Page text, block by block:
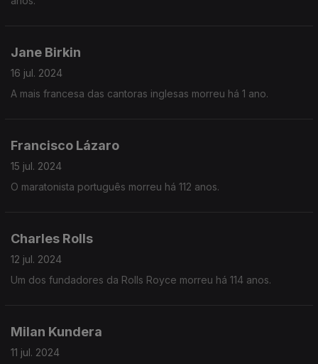
Jane Birkin
16 jul. 2024
A mais francesa das cantoras inglesas morreu há 1 ano.
Francisco Lázaro
15 jul. 2024
O maratonista português morreu há 112 anos.
Charles Rolls
12 jul. 2024
Um dos fundadores da Rolls Royce morreu há 114 anos.
Milan Kundera
11 jul. 2024